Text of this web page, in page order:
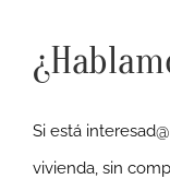
Si está
vivienda, sin